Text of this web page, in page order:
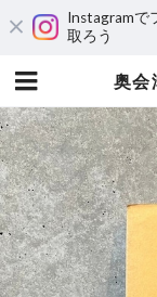
Instagramで
取ろう
奥